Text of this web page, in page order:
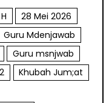
28 Mei 2026
Guru Mdenjawab
Guru msnjwab
Khubah Jum;at